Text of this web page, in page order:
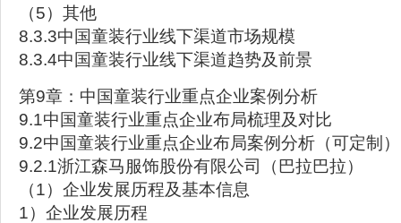
（5）其他
8.3.3中国童装行业线下渠道市场规模
8.3.4中国童装行业线下渠道趋势及前景
第9章：中国童装行业重点企业案例分析
9.1中国童装行业重点企业布局梳理及对比
9.2中国童装行业重点企业布局案例分析（可定制）
9.2.1浙江森马服饰股份有限公司（巴拉巴拉）
（1）企业发展历程及基本信息
1）企业发展历程